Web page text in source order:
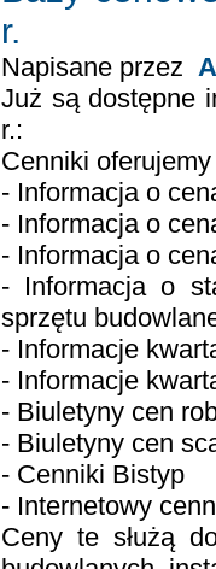
r.
Napisane przez
Już są dostępne
r.:
Cenniki
- Informacja o
- Informacja o
- Informacja o
- Informacja o
sprzętu
- Informacje
- Informacje
- Biuletyny cen
- Biuletyny cen
- Cenniki Bistyp
- Internetowy
Ceny te służą